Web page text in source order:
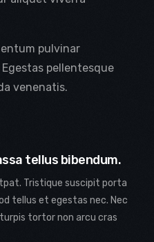
pulvinar
pellentesque
venenatis.
tellus bibendum.
Tristique suscipit porta
tellus et egestas nec. Nec
tortor non arcu cras